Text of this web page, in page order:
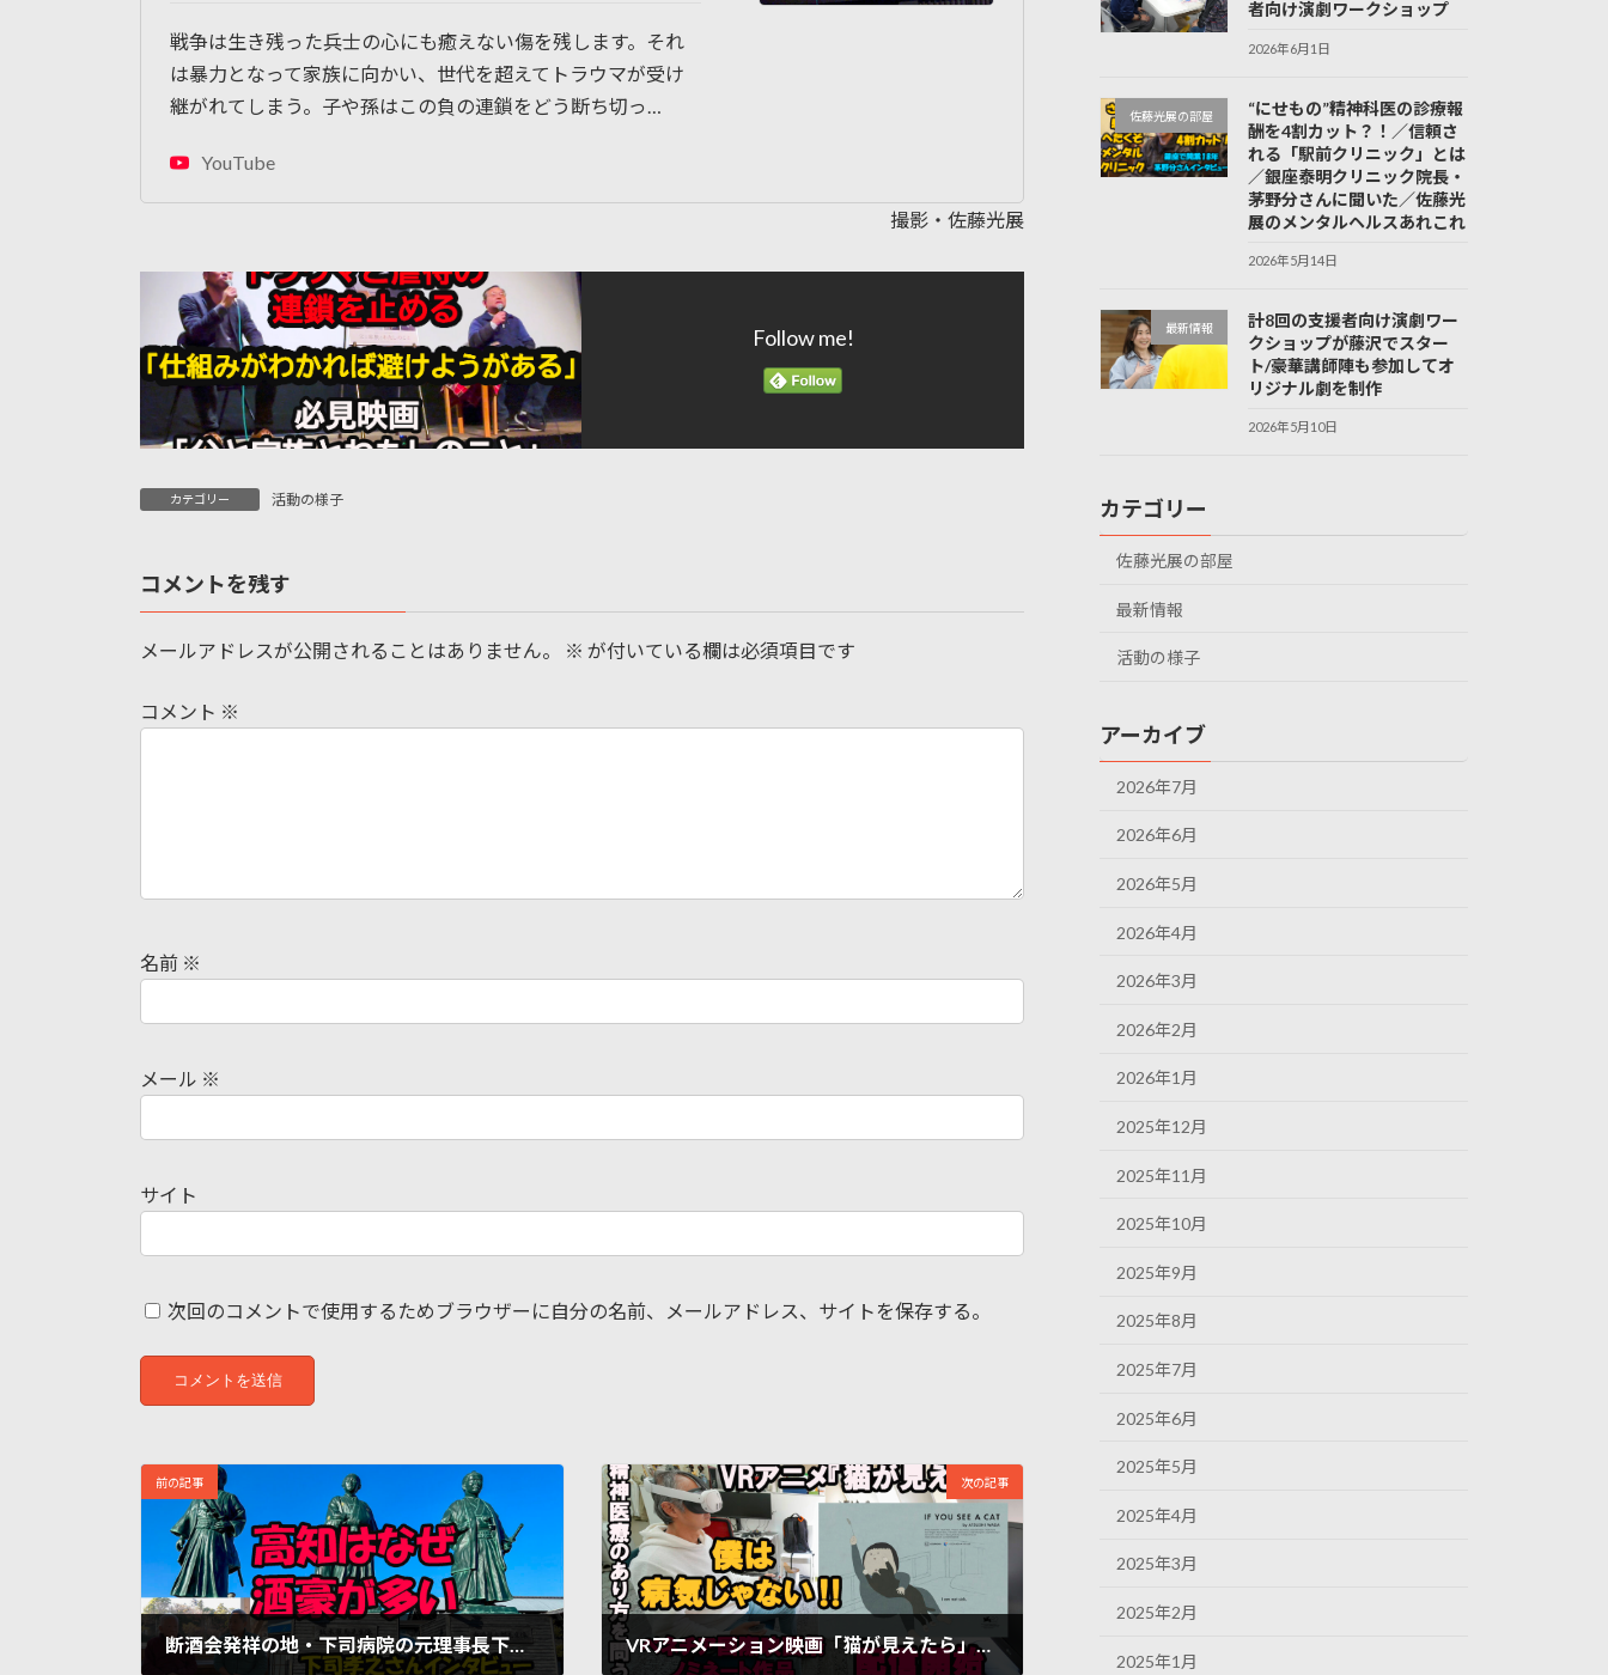
戦争は生き残った兵士の心にも癒えない傷を残します。それ
は暴力となって家族に向かい、世代を超えてトラウマが受け
継がれてしまう。子や孫はこの負の連鎖をどう断ち切っ…
YouTube
撮影・佐藤光展
Follow me!
カテゴリー 活動の様子
コメントを残す
メールアドレスが公開されることはありません。 ※ が付いている欄は必須項目です
コメント ※
名前 ※
メール ※
サイト
次回のコメントで使用するためブラウザーに自分の名前、メールアドレス、サイトを保存する。
前の記事
断酒会発祥の地・下司病院の元理事長下司孝之さんインタビュー／なぜ高知は酒飲みが多いのか？
次の記事
VRアニメーション映画「猫が見えたら」（和田淳監督）配信開始／OUTBACKプロジェクト佐藤光展が監修／プロデューサー石丸健二さんインタビュー／少年を精神病院に閉じ込める必要があったのか？／主人公の声は俳優の若葉竜也さん
者向け演劇ワークショップ
2026年6月1日
佐藤光展の部屋
“にせもの”精神科医の診療報
酬を4割カット？！／信頼さ
れる「駅前クリニック」とは
／銀座泰明クリニック院長・
茅野分さんに聞いた／佐藤光
展のメンタルヘルスあれこれ
2026年5月14日
最新情報
計8回の支援者向け演劇ワー
クショップが藤沢でスター
ト/豪華講師陣も参加してオ
リジナル劇を制作
2026年5月10日
カテゴリー
佐藤光展の部屋
最新情報
活動の様子
アーカイブ
2026年7月
2026年6月
2026年5月
2026年4月
2026年3月
2026年2月
2026年1月
2025年12月
2025年11月
2025年10月
2025年9月
2025年8月
2025年7月
2025年6月
2025年5月
2025年4月
2025年3月
2025年2月
2025年1月